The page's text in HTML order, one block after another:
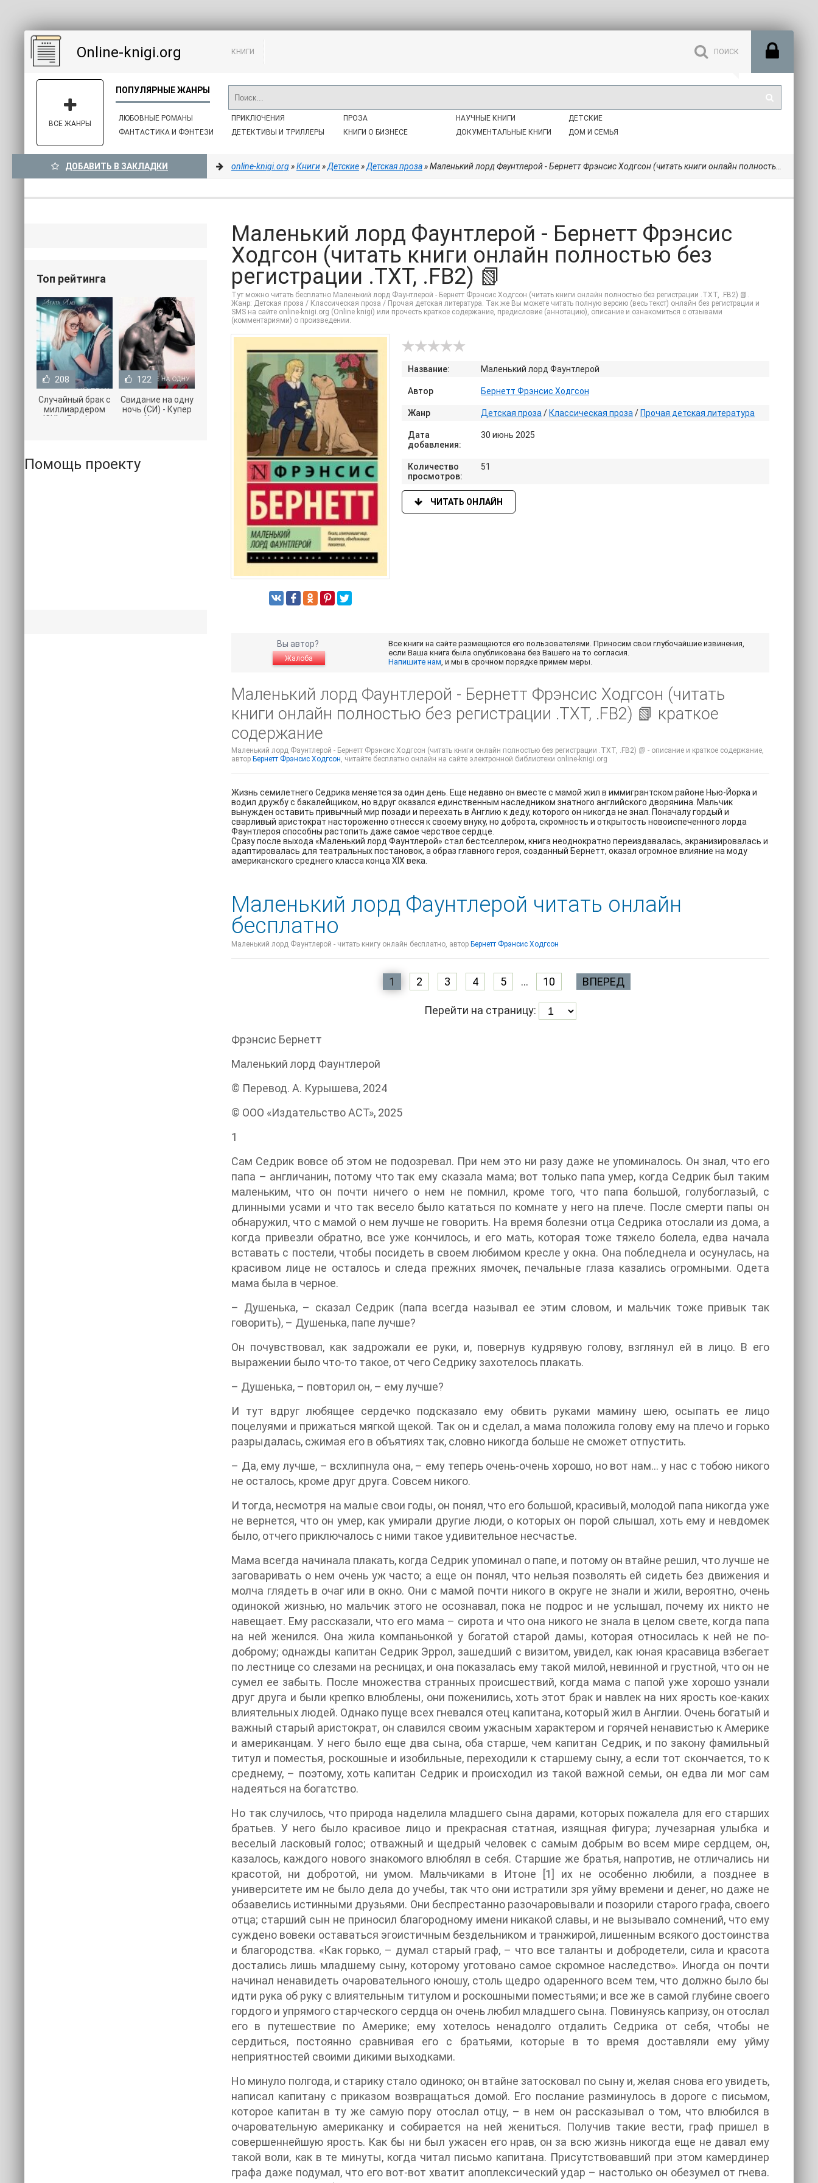
Online-knigi.org КНИГИ
ЛЮБОВНЫЕ РОМАНЫ
ФАНТАСТИКА И ФЭНТЕЗИ
ПРИКЛЮЧЕНИЯ
ДЕТЕКТИВЫ И ТРИЛЛЕРЫ
ПРОЗА
КНИГИ О БИЗНЕСЕ
НАУЧНЫЕ КНИГИ
ДОКУМЕНТАЛЬНЫЕ КНИГИ
ДЕТСКИЕ
ДОМ И СЕМЬЯ
ВСЕ ЖАНРЫ
ДОБАВИТЬ В ЗАКЛАДКИ online-knigi.org»Книги»Детские»Детская проза» Маленький лорд Фаунтлерой - Бернетт Фрэнсис Ходгсон (читать книги онлайн полностью без регистрации .TXT, .FB2) 📗
Маленький лорд Фаунтлерой - Бернетт Фрэнсис
Ходгсон (читать книги онлайн полностью без
регистрации .TXT, .FB2) 📗
Тут можно читать бесплатно Маленький лорд Фаунтлерой - Бернетт Фрэнсис Ходгсон (читать книги онлайн полностью без регистрации .TXT, .FB2) 📗.
Жанр: Детская проза / Классическая проза / Прочая детская литература. Так же Вы можете читать полную версию (весь текст) онлайн без регистрации и
SMS на сайте online-knigi.org (Online knigi) или прочесть краткое содержание, предисловие (аннотацию), описание и ознакомиться с отзывами
(комментариями) о произведении.
Название: Маленький лорд Фаунтлерой
Автор Бернетт Фрэнсис Ходгсон
Жанр Детская проза / Классическая проза / Прочая детская литература
Дата
добавления:
30 июнь 2025
Количество
просмотров:
51
ЧИТАТЬ ОНЛАЙН
Вы автор?
Жалоба
Все книги на сайте размещаются его пользователями. Приносим свои глубочайшие извинения,
если Ваша книга была опубликована без Вашего на то согласия.
Напишите нам, и мы в срочном порядке примем меры.
Маленький лорд Фаунтлерой - Бернетт Фрэнсис Ходгсон (читать
книги онлайн полностью без регистрации .TXT, .FB2) 📗 краткое
содержание
Маленький лорд Фаунтлерой - Бернетт Фрэнсис Ходгсон (читать книги онлайн полностью без регистрации .TXT, .FB2) 📗 - описание и краткое содержание,
автор Бернетт Фрэнсис Ходгсон, читайте бесплатно онлайн на сайте электронной библиотеки online-knigi.org
Жизнь семилетнего Седрика меняется за один день. Еще недавно он вместе с мамой жил в иммигрантском районе Нью-Йорка и
водил дружбу с бакалейщиком, но вдруг оказался единственным наследником знатного английского дворянина. Мальчик
вынужден оставить привычный мир позади и переехать в Англию к деду, которого он никогда не знал. Поначалу гордый и
сварливый аристократ настороженно отнесся к своему внуку, но доброта, скромность и открытость новоиспеченного лорда
Фаунтлероя способны растопить даже самое черствое сердце.
Сразу после выхода «Маленький лорд Фаунтлерой» стал бестселлером, книга неоднократно переиздавалась, экранизировалась и
адаптировалась для театральных постановок, а образ главного героя, созданный Бернетт, оказал огромное влияние на моду
американского среднего класса конца XIX века.
Маленький лорд Фаунтлерой читать онлайн
бесплатно
Маленький лорд Фаунтлерой - читать книгу онлайн бесплатно, автор Бернетт Фрэнсис Ходгсон
1 2 3 4 5 ... 10 ВПЕРЕД
Перейти на страницу:
Фрэнсис Бернетт
Маленький лорд Фаунтлерой
© Перевод. А. Курышева, 2024
© ООО «Издательство АСТ», 2025
1
Сам Седрик вовсе об этом не подозревал. При нем это ни разу даже не упоминалось. Он знал, что его
папа – англичанин, потому что так ему сказала мама; вот только папа умер, когда Седрик был таким
маленьким, что он почти ничего о нем не помнил, кроме того, что папа большой, голубоглазый, с
длинными усами и что так весело было кататься по комнате у него на плече. После смерти папы он
обнаружил, что с мамой о нем лучше не говорить. На время болезни отца Седрика отослали из дома, а
когда привезли обратно, все уже кончилось, и его мать, которая тоже тяжело болела, едва начала
вставать с постели, чтобы посидеть в своем любимом кресле у окна. Она побледнела и осунулась, на
красивом лице не осталось и следа прежних ямочек, печальные глаза казались огромными. Одета
мама была в черное.
– Душенька, – сказал Седрик (папа всегда называл ее этим словом, и мальчик тоже привык так
говорить), – Душенька, папе лучше?
Он почувствовал, как задрожали ее руки, и, повернув кудрявую голову, взглянул ей в лицо. В его
выражении было что-то такое, от чего Седрику захотелось плакать.
– Душенька, – повторил он, – ему лучше?
И тут вдруг любящее сердечко подсказало ему обвить руками мамину шею, осыпать ее лицо
поцелуями и прижаться мягкой щекой. Так он и сделал, а мама положила голову ему на плечо и горько
разрыдалась, сжимая его в объятиях так, словно никогда больше не сможет отпустить.
– Да, ему лучше, – всхлипнула она, – ему теперь очень-очень хорошо, но вот нам… у нас с тобою никого
не осталось, кроме друг друга. Совсем никого.
И тогда, несмотря на малые свои годы, он понял, что его большой, красивый, молодой папа никогда уже
не вернется, что он умер, как умирали другие люди, о которых он порой слышал, хоть ему и невдомек
было, отчего приключалось с ними такое удивительное несчастье.
Мама всегда начинала плакать, когда Седрик упоминал о папе, и потому он втайне решил, что лучше не
заговаривать о нем очень уж часто; а еще он понял, что нельзя позволять ей сидеть без движения и
молча глядеть в очаг или в окно. Они с мамой почти никого в округе не знали и жили, вероятно, очень
одинокой жизнью, но мальчик этого не осознавал, пока не подрос и не услышал, почему их никто не
навещает. Ему рассказали, что его мама – сирота и что она никого не знала в целом свете, когда папа
на ней женился. Она жила компаньонкой у богатой старой дамы, которая относилась к ней не по-
доброму; однажды капитан Седрик Эррол, зашедший с визитом, увидел, как юная красавица взбегает
по лестнице со слезами на ресницах, и она показалась ему такой милой, невинной и грустной, что он не
сумел ее забыть. После множества странных происшествий, когда мама с папой уже хорошо узнали
друг друга и были крепко влюблены, они поженились, хоть этот брак и навлек на них ярость кое-каких
влиятельных людей. Однако пуще всех гневался отец капитана, который жил в Англии. Очень богатый и
важный старый аристократ, он славился своим ужасным характером и горячей ненавистью к Америке
и американцам. У него было еще два сына, оба старше, чем капитан Седрик, и по закону фамильный
титул и поместья, роскошные и изобильные, переходили к старшему сыну, а если тот скончается, то к
среднему, – поэтому, хоть капитан Седрик и происходил из такой важной семьи, он едва ли мог сам
надеяться на богатство.
Но так случилось, что природа наделила младшего сына дарами, которых пожалела для его старших
братьев. У него было красивое лицо и прекрасная статная, изящная фигура; лучезарная улыбка и
веселый ласковый голос; отважный и щедрый человек с самым добрым во всем мире сердцем, он,
казалось, каждого нового знакомого влюблял в себя. Старшие же братья, напротив, не отличались ни
красотой, ни добротой, ни умом. Мальчиками в Итоне [1] их не особенно любили, а позднее в
университете им не было дела до учебы, так что они истратили зря уйму времени и денег, но даже не
обзавелись истинными друзьями. Они беспрестанно разочаровывали и позорили старого графа, своего
отца; старший сын не приносил благородному имени никакой славы, и не вызывало сомнений, что ему
суждено вовеки оставаться эгоистичным бездельником и транжирой, лишенным всякого достоинства
и благородства. «Как горько, – думал старый граф, – что все таланты и добродетели, сила и красота
достались лишь младшему сыну, которому уготовано самое скромное наследство». Иногда он почти
начинал ненавидеть очаровательного юношу, столь щедро одаренного всем тем, что должно было бы
идти рука об руку с влиятельным титулом и роскошными поместьями; и все же в самой глубине своего
гордого и упрямого старческого сердца он очень любил младшего сына. Повинуясь капризу, он отослал
его в путешествие по Америке; ему хотелось ненадолго отдалить Седрика от себя, чтобы не
сердиться, постоянно сравнивая его с братьями, которые в то время доставляли ему уйму
неприятностей своими дикими выходками.
Но минуло полгода, и старику стало одиноко; он втайне затосковал по сыну и, желая снова его увидеть,
написал капитану с приказом возвращаться домой. Его послание разминулось в дороге с письмом,
которое капитан в ту же самую пору отослал отцу, – в нем он рассказывал о том, что влюбился в
очаровательную американку и собирается на ней жениться. Получив такие вести, граф пришел в
совершеннейшую ярость. Как бы ни был ужасен его нрав, он за всю жизнь никогда еще не давал ему
такой воли, как в те минуты, когда читал письмо капитана. Присутствовавший при этом камердинер
графа даже подумал, что его вот-вот хватит апоплексический удар – настолько он обезумел от гнева.
Топ рейтинга
208
Случайный брак с
миллиардером
(СИ) - Лав Агата
122
Свидание на одну
ночь (СИ) - Купер
Хелен
Помощь проекту